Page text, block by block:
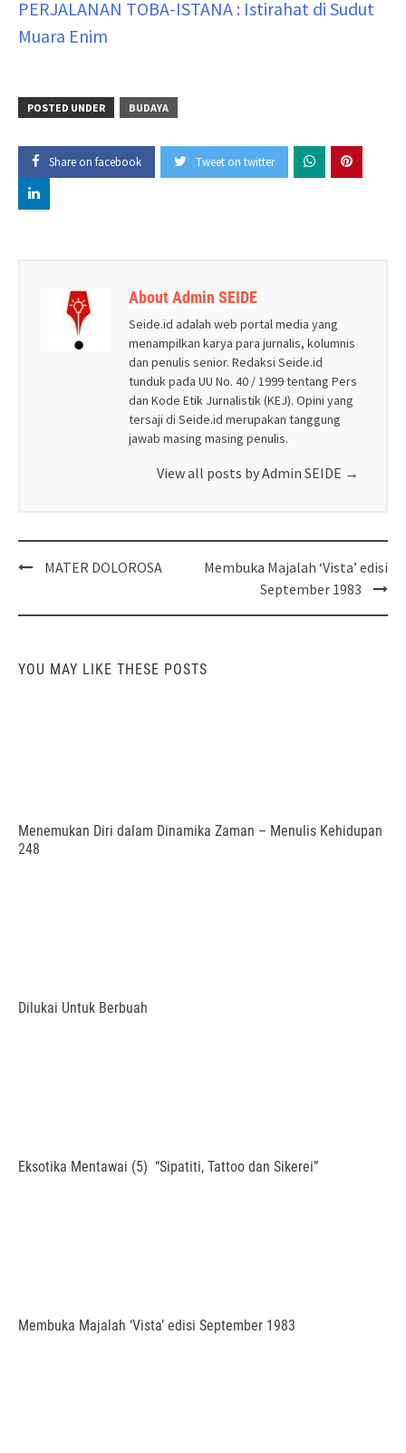
PERJALANAN TOBA-ISTANA : Istirahat di Sudut
Muara Enim
POSTED UNDER BUDAYA
Share on facebook Tweet on twitter
About Admin SEIDE
Seide.id adalah web portal media yang
menampilkan karya para jurnalis, kolumnis
dan penulis senior. Redaksi Seide.id
tunduk pada UU No. 40 / 1999 tentang Pers
dan Kode Etik Jurnalistik (KEJ). Opini yang
tersaji di Seide.id merupakan tanggung
jawab masing masing penulis.
View all posts by Admin SEIDE →
PostMATER DOLOROSA
Membuka Majalah ‘Vista’ edisi
September 1983
YOU MAY LIKE THESE POSTS
Menemukan Diri dalam Dinamika Zaman – Menulis Kehidupan
248
Dilukai Untuk Berbuah
Eksotika Mentawai (5) “Sipatiti, Tattoo dan Sikerei”
Membuka Majalah ‘Vista’ edisi September 1983